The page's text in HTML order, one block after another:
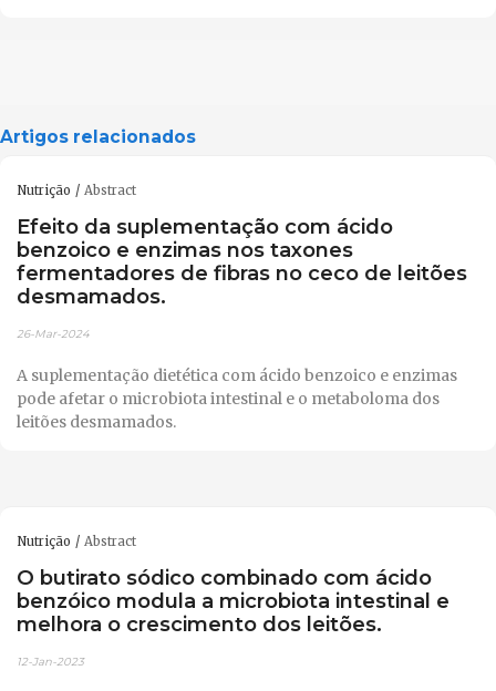
Artigos relacionados
Nutrição Abstract
Efeito da suplementação com ácido
benzoico e enzimas nos taxones
fermentadores de fibras no ceco de leitões
desmamados.
26-Mar-2024
A suplementação dietética com ácido benzoico e enzimas
pode afetar o microbiota intestinal e o metaboloma dos
leitões desmamados.
Nutrição Abstract
O butirato sódico combinado com ácido
benzóico modula a microbiota intestinal e
melhora o crescimento dos leitões.
12-Jan-2023